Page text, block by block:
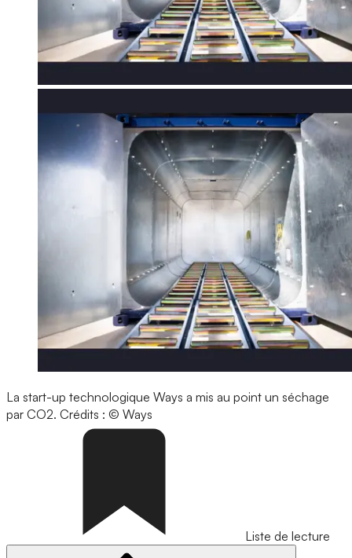
La start-up technologique Ways a mis au point un séchage
par CO2. Crédits : © Ways
Liste de lecture